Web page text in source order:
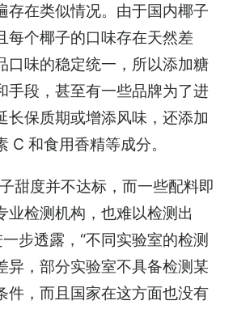
存在类似情况。由于国内椰子
每个椰子的口味存在天然差
口味的稳定统一，所以添加糖
手段，甚至有一些品牌为了进
长保质期或增添风味，还添加
C 和食用香精等成分。
甜度并不达标，而一些配料即
业检测机构，也难以检测出
步透露，“不同实验室的检测
异，部分实验室不具备检测某
件，而且国家在这方面也没有